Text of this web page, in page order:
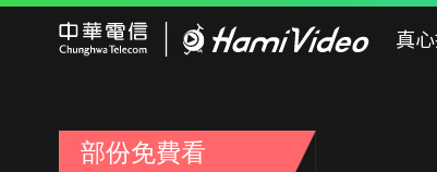
真
部份免費看